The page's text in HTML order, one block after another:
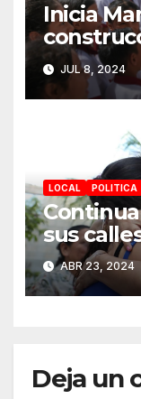
Inicia
Primaria
Gómez”
para
alumnos
JUL 8, 2024
LOCAL POLITICA
sus
ABR 23, 2024
Deja un